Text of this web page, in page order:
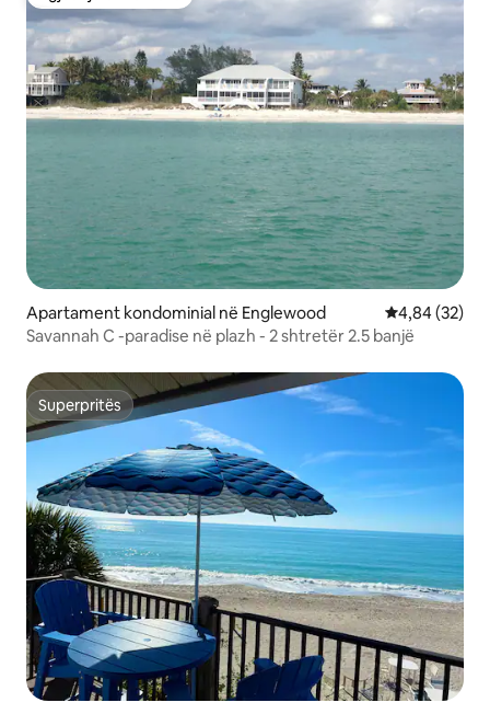
Apartament kondominial në Englewood Vlerësimi
4,84 (32)
Savannah C -paradise në plazh - 2 shtretër 2.5 banjë
Superpritës
Superpritës